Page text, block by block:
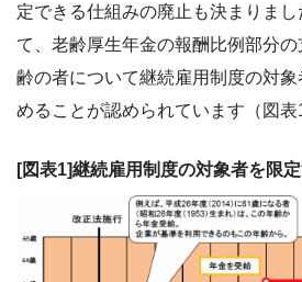
定できる仕組みの廃止も決まりま
て、老齢厚生年金の報酬比例部分
齢の者について継続雇用制度の対
めることが認められています（図表
[図表1]継続雇用制度の対象者を限